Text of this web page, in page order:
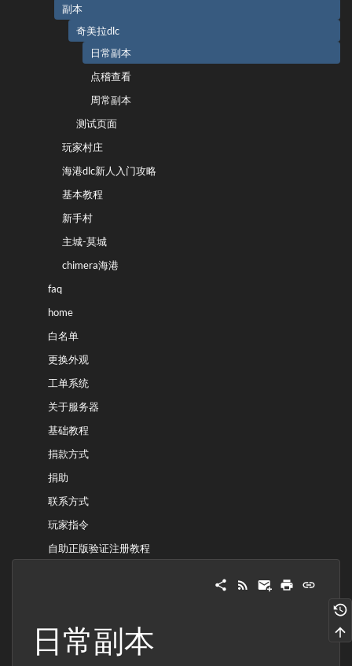
副本
奇美拉dlc
日常副本
点稽查看
周常副本
测试页面
玩家村庄
海港dlc新人入门攻略
基本教程
新手村
主城-莫城
chimera海港
faq
home
白名单
更换外观
工单系统
关于服务器
基础教程
捐款方式
捐助
联系方式
玩家指令
自助正版验证注册教程
日常副本